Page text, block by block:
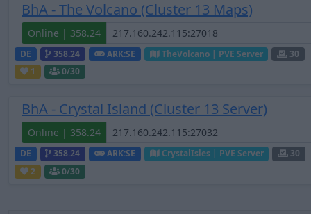
BhA - The Volcano (Cluster 13 Maps)
Online | 358.24
DE 358.24 ARK:SE TheVolcano | PVE Server
30
1
0/30
BhA - Crystal Island (Cluster 13 Server)
Online | 358.24
DE 358.24 ARK:SE CrystalIsles | PVE Server
30
2
0/30